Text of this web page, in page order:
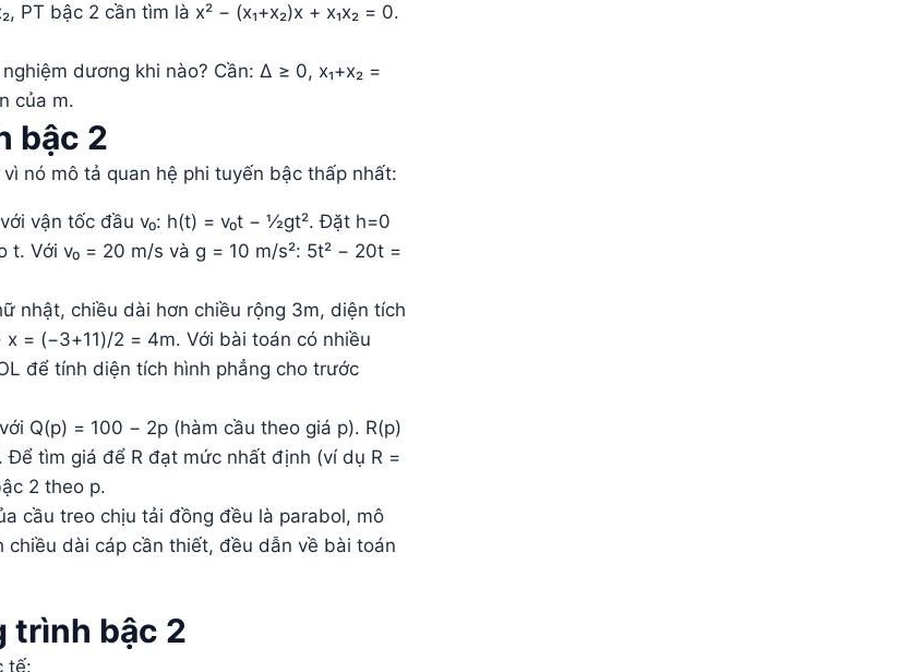
PT bậc 2 cần tìm là x² − (x₁+x₂)x + x₁x₂ = 0.
dương khi nào? Cần: Δ ≥ 0, x₁+x₂ =
của m.
bậc 2
nó mô tả quan hệ phi tuyến bậc thấp nhất:
vận tốc đầu v₀: h(t) = v₀t − ½gt². Đặt h=0
Với v₀ = 20 m/s và g = 10 m/s²: 5t² − 20t =
nhật, chiều dài hơn chiều rộng 3m, diện tích
= (−3+11)/2 = 4m. Với bài toán có nhiều
để tính diện tích hình phẳng cho trước
Q(p) = 100 − 2p (hàm cầu theo giá p). R(p)
tìm giá để R đạt mức nhất định (ví dụ R =
2 theo p.
cầu treo chịu tải đồng đều là parabol, mô
dài cáp cần thiết, đều dẫn về bài toán
trình bậc 2
tế: